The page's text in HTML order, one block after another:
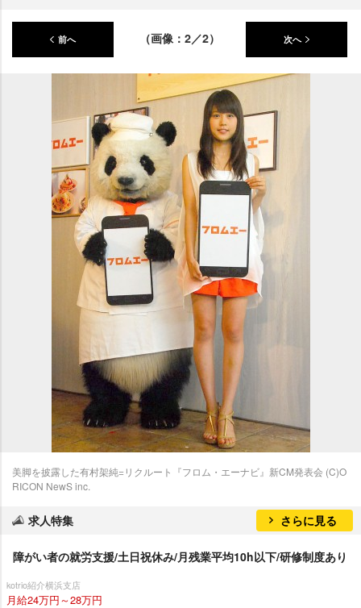
前へ （画像：2／2） 次へ
美脚を披露した有村架純=リクルート『フロム・エーナビ』新CM発表会 (C)O
RICON NewS inc.
求人特集 さらに見る
障がい者の就労支援/土日祝休み/月残業平均10h以下/研修制度あり
kotrio紹介横浜支店
月給24万円～28万円